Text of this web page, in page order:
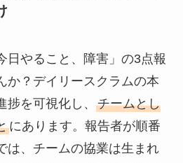
日やること、障害」の3点報
か？デイリースクラムの本
を可視化し、 チームとし
にあります。報告者が順番
は、チームの協業は生まれ